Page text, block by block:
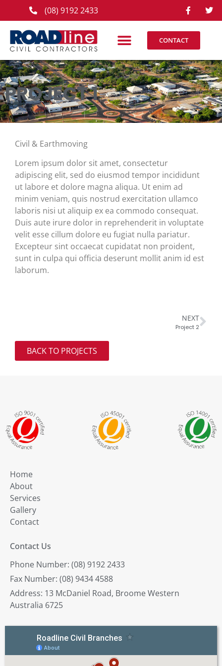
(08) 9192 2433
CONTACT
PROJECT 1
Civil & Earthmoving
Lorem ipsum dolor sit amet, consectetur
adipiscing elit, sed do eiusmod tempor incididunt
ut labore et dolore magna aliqua. Ut enim ad
minim veniam, quis nostrud exercitation ullamco
laboris nisi ut aliquip ex ea commodo consequat.
Duis aute irure dolor in reprehenderit in voluptate
velit esse cillum dolore eu fugiat nulla pariatur.
Excepteur sint occaecat cupidatat non proident,
sunt in culpa qui officia deserunt mollit anim id est
laborum.
NEXT
Project 2
BACK TO PROJECTS
Home
About
Services
Gallery
Contact
Contact Us
Phone Number: (08) 9192 2433
Fax Number: (08) 9434 4588
Address: 13 McDaniel Road, Broome Western
Australia 6725